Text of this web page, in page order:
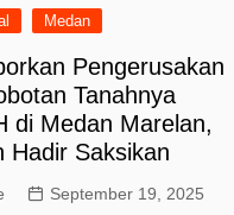
Medan
Pengerusakan
Tanahnya
di Medan Marelan,
Hadir Saksikan
September 19, 2025